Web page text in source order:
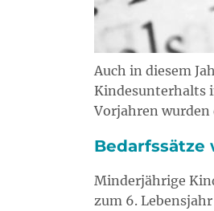
Auch in diesem
Kindesunterhalts
Vorjahren wurden
Bedarfssätze
Minderjährige
zum 6.